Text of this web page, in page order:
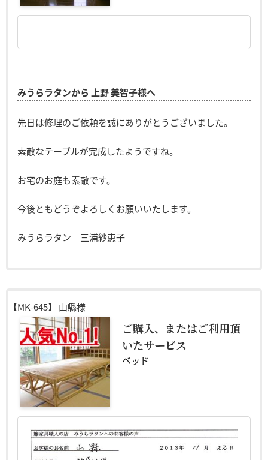
みうらラタンから 上野 美智子様へ
先日は修理のご依頼を誠にありがとうございました。
素敵なテーブルが完成したようですね。
お宅のお庭も素敵です。
今後ともどうぞよろしくお願いいたします。
みうらラタン 三浦紗恵子
【MK-645】 山縣様
ご購入、またはご利用頂
いたサービス
ベッド